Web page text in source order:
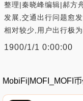
整理|秦晓峰编辑|郝方
发展,交通出行问题愈
相对较少,用户出行极为
1900/1/1 0:00:00
MobiFi|MOFI_MOFI